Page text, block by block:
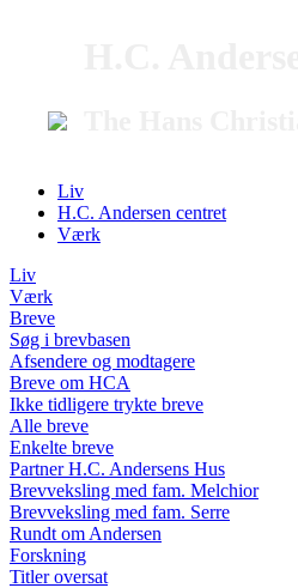
Liv
H.C. Andersen centret
Værk
Liv
Værk
Breve
Søg i brevbasen
Afsendere og modtagere
Breve om HCA
Ikke tidligere trykte breve
Alle breve
Enkelte breve
Partner H.C. Andersens Hus
Brevveksling med fam. Melchior
Brevveksling med fam. Serre
Rundt om Andersen
Forskning
Titler oversat